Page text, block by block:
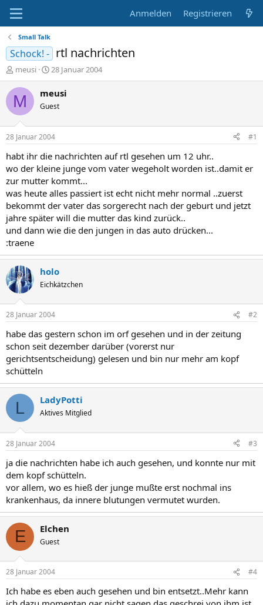
Anmelden Registrieren
Small Talk
Schock! - rtl nachrichten
E
r
s
t
e
r
meusi
E
r
s
e
t
a
28 Januar 2004
M meusi
Guest
28 Januar 2004 #1
habt ihr die nachrichten auf rtl gesehen um 12 uhr..
wo der kleine junge vom vater wegeholt worden ist..damit er
zur mutter kommt...
was heute alles passiert ist echt nicht mehr normal ..zuerst
bekommt der vater das sorgerecht nach der geburt und jetzt
jahre später will die mutter das kind zurück..
und dann wie die den jungen in das auto drücken...
:traene
holo
Eichkätzchen
28 Januar 2004 #2
habe das gestern schon im orf gesehen und in der zeitung
schon seit dezember darüber (vorerst nur
gerichtsentscheidung) gelesen und bin nur mehr am kopf
schütteln
L LadyPotti
Aktives Mitglied
28 Januar 2004 #3
ja die nachrichten habe ich auch gesehen, und konnte nur mit
dem kopf schütteln.
vor allem, wo es hieß der junge mußte erst nochmal ins
krankenhaus, da innere blutungen vermutet wurden.
E Elchen
Guest
28 Januar 2004 #4
Ich habe es eben auch gesehen und bin entsetzt..Mehr kann